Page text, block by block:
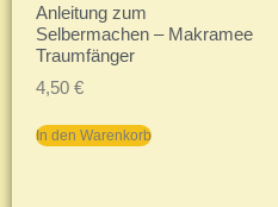
Anleitung zum
Selbermachen – Makramee
Traumfänger
4,50 €
In den Warenkorb